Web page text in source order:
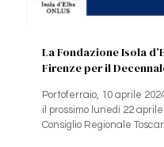
La Fondazione Isola
Firenze per il
Portoferraio, 10 aprile
il prossimo lunedì 22
Consiglio Regionale